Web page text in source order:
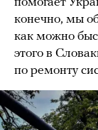
конечно, мы
как можно
этого в
по ремонту